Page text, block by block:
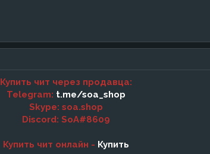
Купить чит через продавца:
Telegram: t.me/soa_shop
Skype: soa.shop
Discord: SoA#8609
Купить чит онлайн - Купить